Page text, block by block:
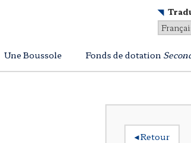
Une Boussole Fonds de dotation
◂Retour